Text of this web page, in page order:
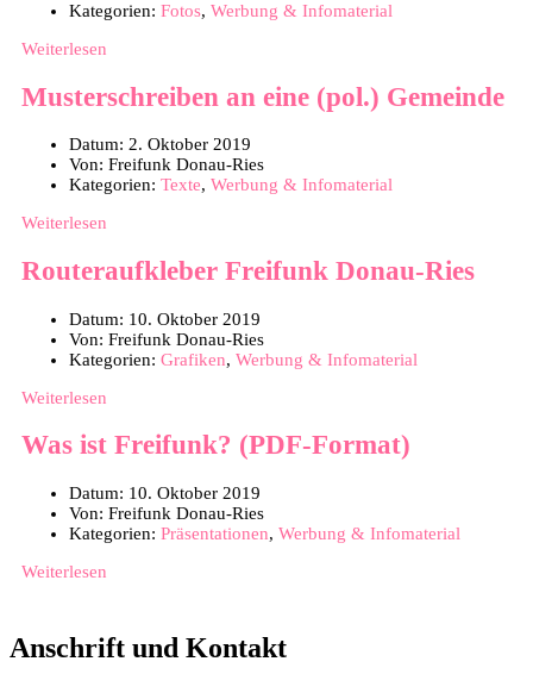
Kategorien: Fotos, Werbung & Infomaterial
Weiterlesen
Musterschreiben an eine (pol.) Gemeinde
Datum: 2. Oktober 2019
Von: Freifunk Donau-Ries
Kategorien: Texte, Werbung & Infomaterial
Weiterlesen
Routeraufkleber Freifunk Donau-Ries
Datum: 10. Oktober 2019
Von: Freifunk Donau-Ries
Kategorien: Grafiken, Werbung & Infomaterial
Weiterlesen
Was ist Freifunk? (PDF-Format)
Datum: 10. Oktober 2019
Von: Freifunk Donau-Ries
Kategorien: Präsentationen, Werbung & Infomaterial
Weiterlesen
Anschrift und Kontakt